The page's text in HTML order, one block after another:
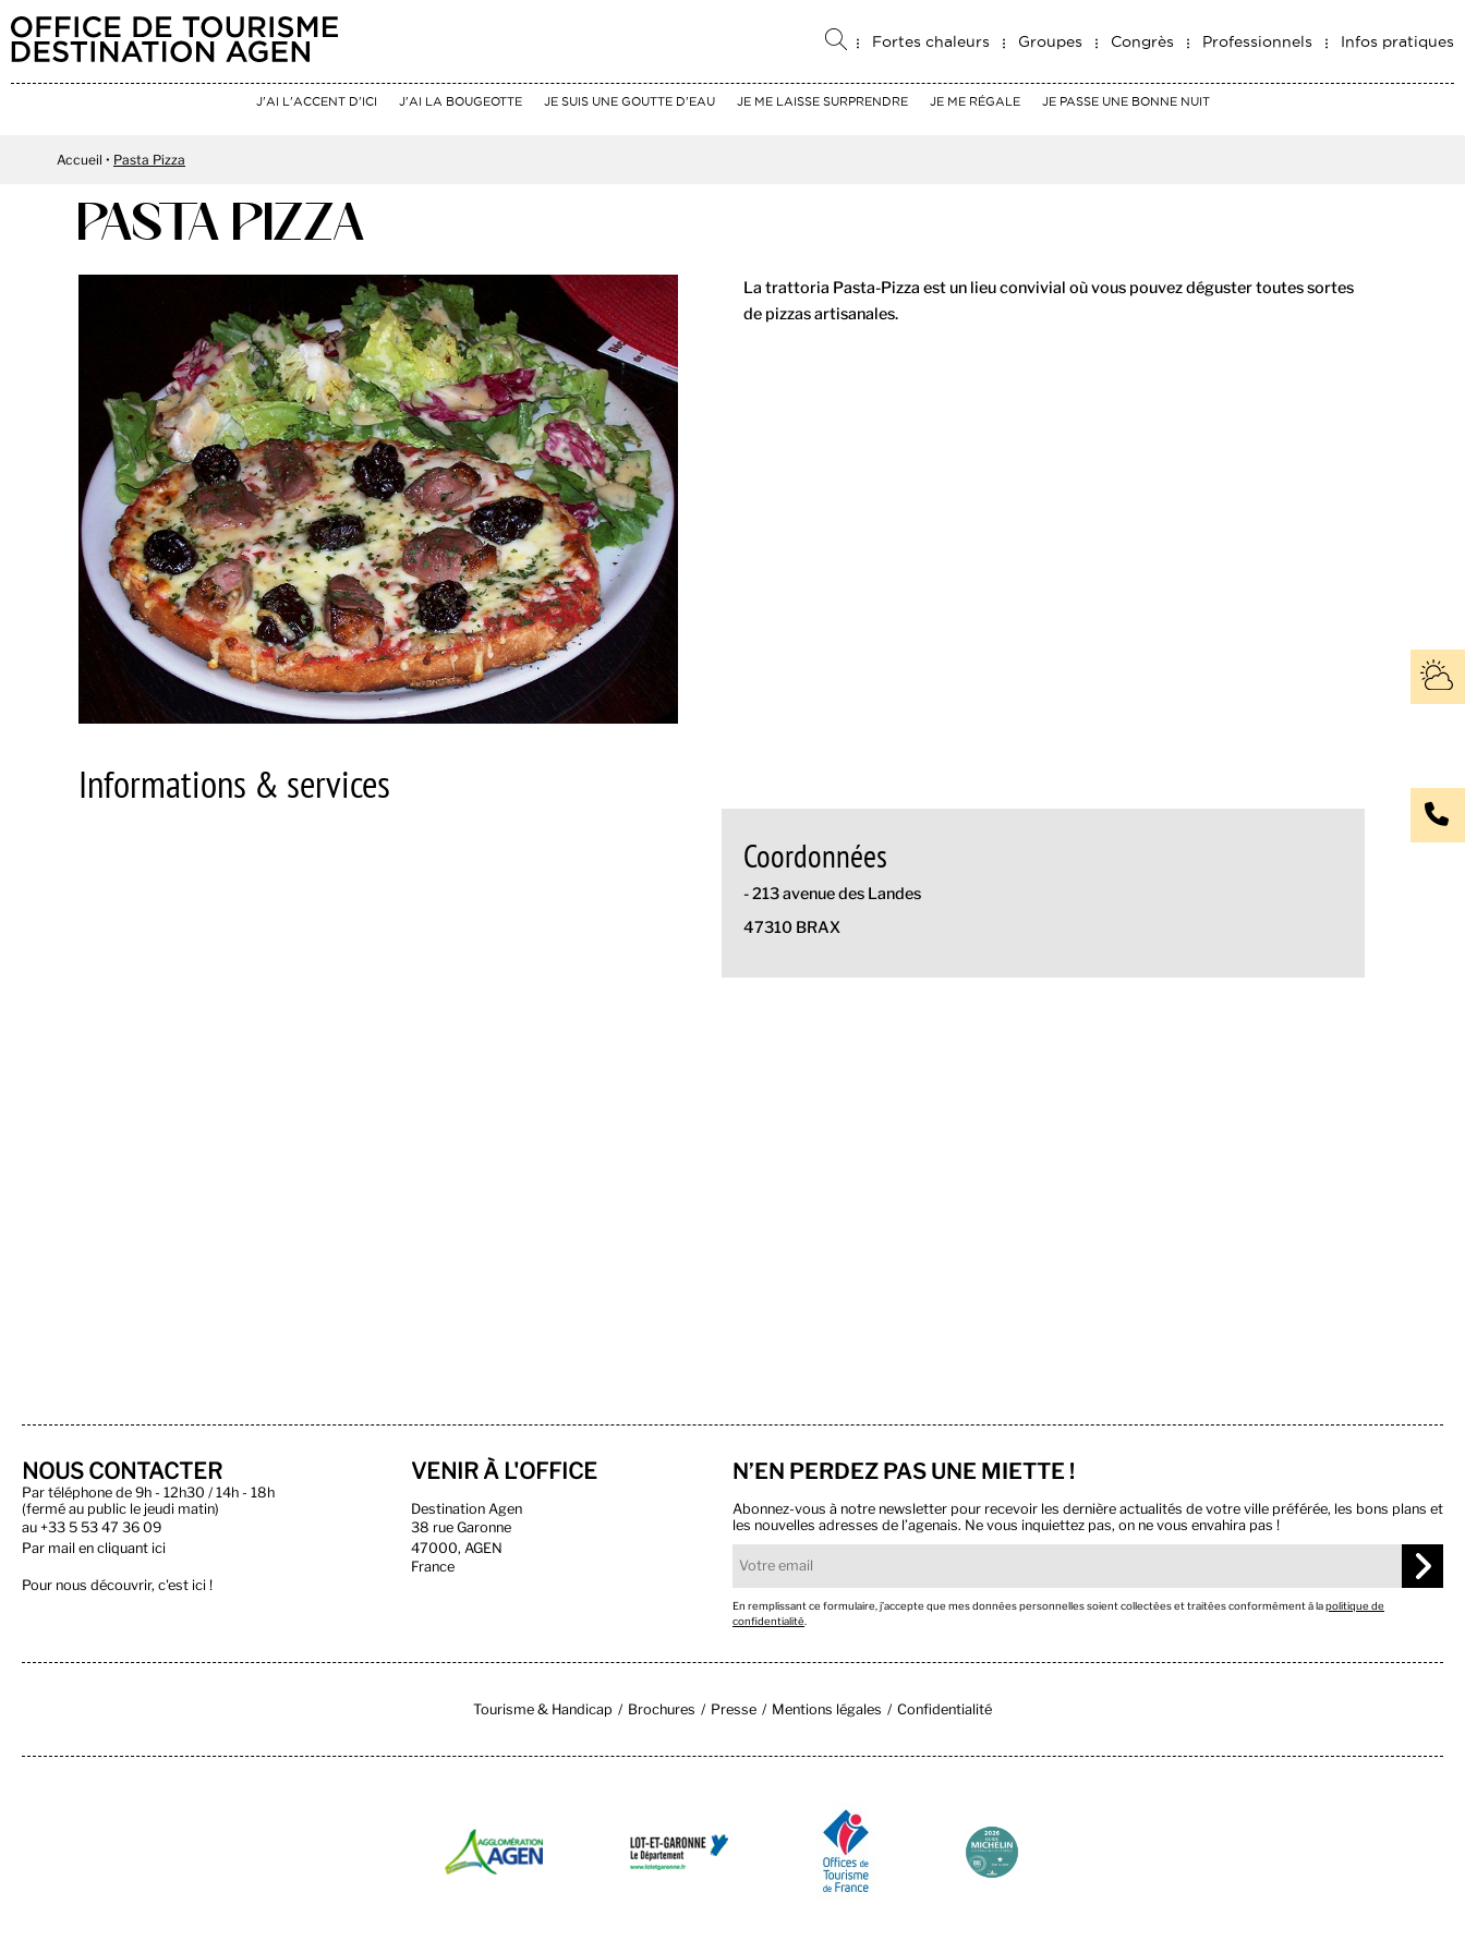
Fortes chaleurs Groupes Congrès Professionnels Infos pratiques
J'AI L'ACCENT D'ICI J'AI LA BOUGEOTTE JE SUIS UNE GOUTTE D'EAU JE ME LAISSE SURPRENDRE JE ME RÉGALE JE PASSE UNE BONNE NUIT
Accueil Pasta Pizza
PASTA PIZZA
La trattoria Pasta-Pizza est un lieu convivial où vous pouvez déguster toutes sortes
de pizzas artisanales.
Informations & services
Coordonnées
- 213 avenue des Landes
47310 BRAX
NOUS CONTACTER
Par téléphone de 9h - 12h30 / 14h - 18h
(fermé au public le jeudi matin)
au +33 5 53 47 36 09
Par mail en cliquant ici
Pour nous découvrir, c'est ici !
VENIR À L'OFFICE
Destination Agen
38 rue Garonne
47000, AGEN
France
N’EN PERDEZ PAS UNE MIETTE !
Abonnez-vous à notre newsletter pour recevoir les dernière actualités de votre ville préférée, les bons plans et
les nouvelles adresses de l’agenais. Ne vous inquiettez pas, on ne vous envahira pas !
En remplissant ce formulaire, j’accepte que mes données personnelles soient collectées et traitées conformément à lapolitique de
confidentialité
Tourisme & Handicap Brochures Presse Mentions légales Confidentialité